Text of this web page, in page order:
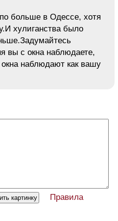
больше в Одессе, хотя
хулиганства было
вы с окна наблюдаете,
наблюдают как вашу
Правила